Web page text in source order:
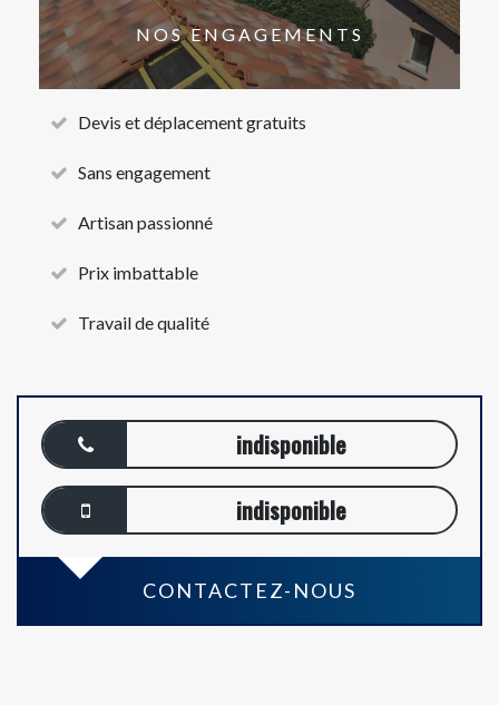
NOS ENGAGEMENTS
Devis et déplacement gratuits
Sans engagement
Artisan passionné
Prix imbattable
Travail de qualité
indisponible
indisponible
CONTACTEZ-NOUS